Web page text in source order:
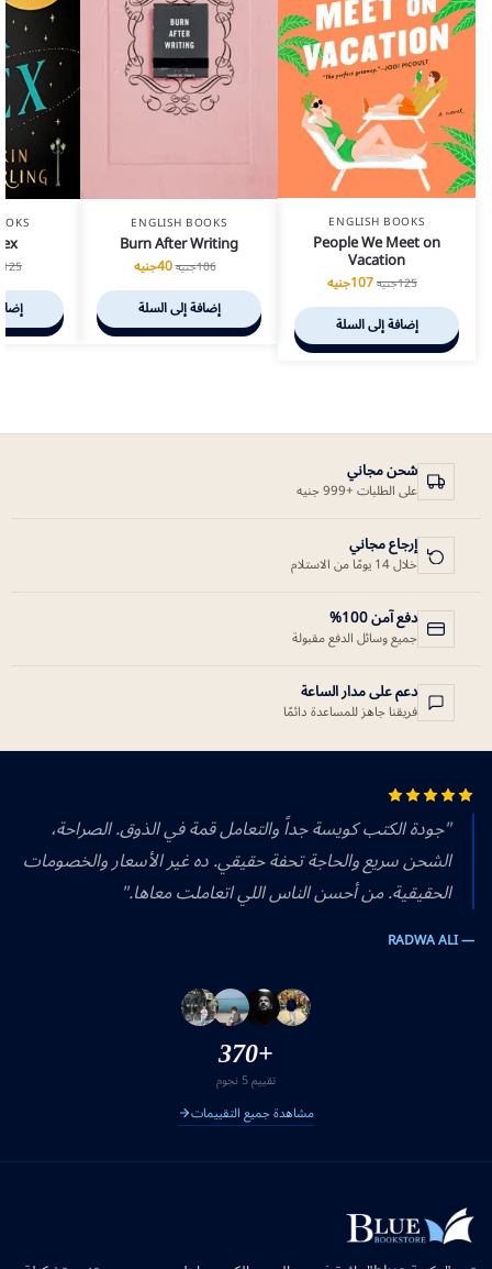
ENGLISH BOOKS
People We Meet on
Vacation
125جنيه107جنيه
إضافة إلى السلة
ENGLISH BOOKS
Burn After Writing
106جنيه40جنيه
إضافة إلى السلة
125
شحن مجاني
على الطلبات +999 جنيه
إرجاع مجاني
خلال 14 يومًا من الاستلام
دفع آمن 100%
جميع وسائل الدفع مقبولة
دعم على مدار الساعة
فريقنا جاهز للمساعدة دائمًا
"جودة الكتب كويسة جداً والتعامل قمة في الذوق. الصراحة،
الشحن سريع والحاجة تحفة حقيقي. ده غير الأسعار والخصومات
الحقيقية. من أحسن الناس اللي اتعاملت معاها."
— RADWA ALI
+370
تقييم 5 نجوم
مشاهدة جميع التقييمات